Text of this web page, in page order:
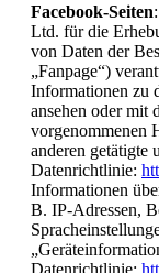
Facebook-Seiten
Ltd. für die
von Daten der
„Fanpage“)
Informationen zu
ansehen oder mit
vorgenommenen
anderen getätigte
Datenrichtlinie:
Informationen
B. IP-Adressen,
Datenrichtlinie: